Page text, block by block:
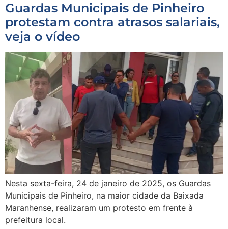
Guardas Municipais de Pinheiro
protestam contra atrasos salariais,
veja o vídeo
Nesta sexta-feira, 24 de janeiro de 2025, os Guardas
Municipais de Pinheiro, na maior cidade da Baixada
Maranhense, realizaram um protesto em frente à
prefeitura local.